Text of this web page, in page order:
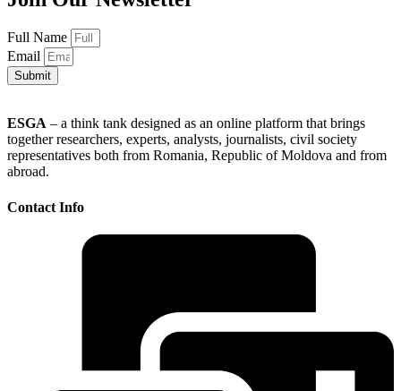
Full Name
Email
Submit
ESGA – a think tank designed as an online platform that brings
together researchers, experts, analysts, journalists, civil society
representatives both from Romania, Republic of Moldova and from
abroad.
Contact Info